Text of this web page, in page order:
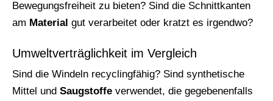
Bewegungsfreiheit zu bieten? Sind die Schnittkanten
am Material gut verarbeitet oder kratzt es irgendwo?
Umweltverträglichkeit im Vergleich
Sind die Windeln recyclingfähig? Sind synthetische
Mittel und Saugstoffe verwendet, die gegebenenfalls